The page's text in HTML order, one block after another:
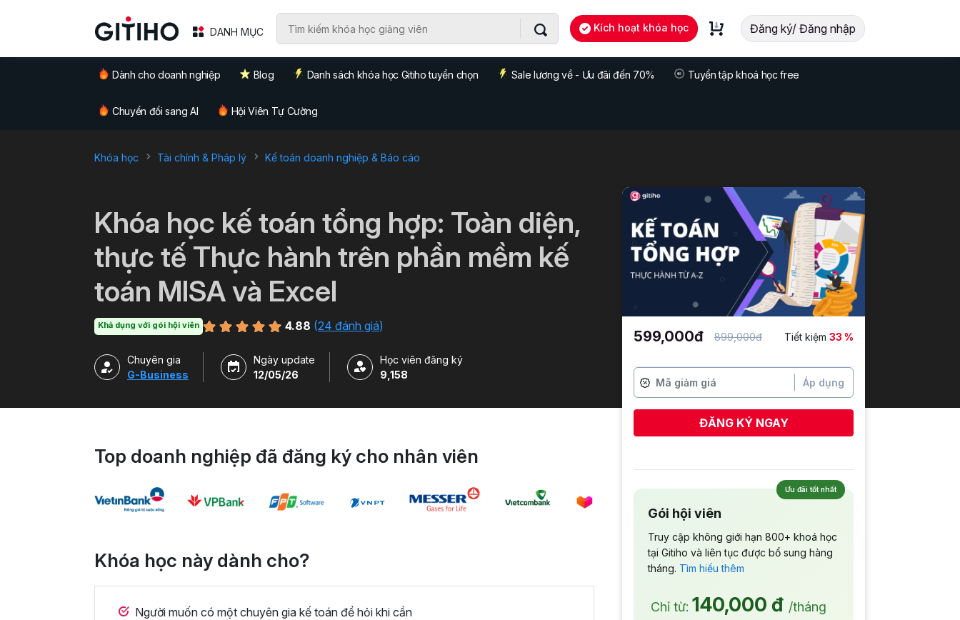
DANH MỤC Kích hoạt khóa học Đăng ký/ Đăng nhập
Dành cho doanh nghiệp Blog Danh sách khóa học Gitiho tuyển chọn Sale lương về - Ưu đãi đến 70% Tuyển tập khoá học free
Chuyển đổi sang AI Hội Viên Tự Cường
Khóa học Tài chính & Pháp lý Kế toán doanh nghiệp & Báo cáo
Khóa học kế toán tổng hợp: Toàn diện,
thực tế Thực hành trên phần mềm kế
toán MISA và Excel
Khả dụng với gói hội viên 4.88 (24 đánh giá)
Chuyên gia
G-Business
Ngày update
12/05/26
Học viên đăng ký
9,158
Top doanh nghiệp đã đăng ký cho nhân viên
Khóa học này dành cho?
Người muốn có một chuyên gia kế toán để hỏi khi cần
599,000đ 899,000đ Tiết kiệm 33 %
Áp dụng
ĐĂNG KÝ NGAY
Ưu đãi tốt nhất
Gói hội viên
Truy cập không giới hạn 800+ khoá học
tại Gitiho và liên tục được bổ sung hàng
tháng. Tìm hiểu thêm
Chỉ từ: 140,000 đ /tháng